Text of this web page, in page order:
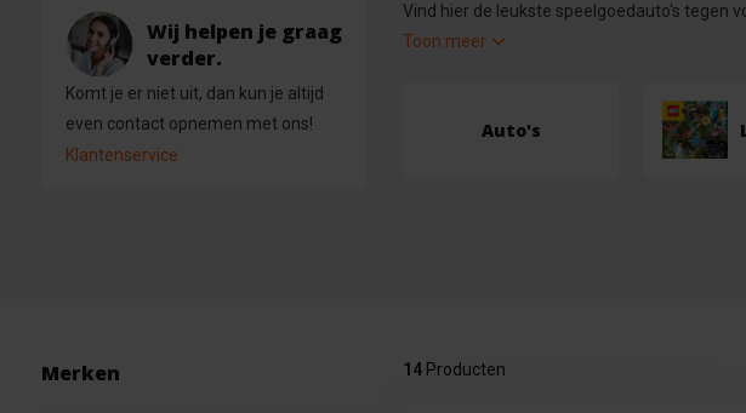
Wij helpen je graag
verder.
Komt je er niet uit, dan kun je altijd
even contact opnemen met ons!
Klantenservice
Vind hier de leukste speelgoedauto's tegen
Toon meer
Auto's
Merken 14Producten